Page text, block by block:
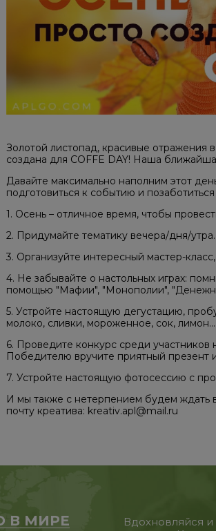
Золотой листопад, красивые отражения
создана для COFFE DAY! Наша
Давайте максимально наполним этот
подготовиться к событию и
1. Осень – отличное время, чтобы
2. Придумайте тематику вечера/дня/
3. Организуйте интересный мастер-
4. Не забывайте о настольных играх:
помощью "Мафии", "Монополии",
5. Устройте настоящую дегустацию,
молоко, сливки, мороженное, сок,
6. Проведите конкурс среди
Победителю вручите приятный презент
7. Устройте настоящую фотосессию с
И мы также с нетерпением будем ждать
почту креатива: kreativ.apl@mail.ru
В МИРЕ
Вдохновляйся